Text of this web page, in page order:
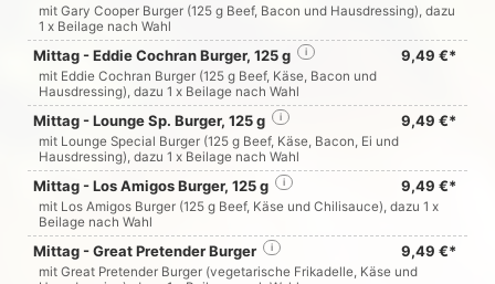
mit Gary Cooper Burger (125 g Beef, Bacon und Hausdressing), dazu
1 x Beilage nach Wahl
Mittag - Eddie Cochran Burger, 125 g 9,49 €*
i
mit Eddie Cochran Burger (125 g Beef, Käse, Bacon und
Hausdressing), dazu 1 x Beilage nach Wahl
Mittag - Lounge Sp. Burger, 125 g 9,49 €*
i
mit Lounge Special Burger (125 g Beef, Käse, Bacon, Ei und
Hausdressing), dazu 1 x Beilage nach Wahl
Mittag - Los Amigos Burger, 125 g 9,49 €*
i
mit Los Amigos Burger (125 g Beef, Käse und Chilisauce), dazu 1 x
Beilage nach Wahl
Mittag - Great Pretender Burger 9,49 €*
i
mit Great Pretender Burger (vegetarische Frikadelle, Käse und